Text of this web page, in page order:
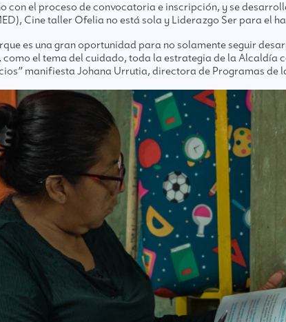
con el proceso de convocatoria e inscripción, y se
Cine taller Ofelia no está sola y Liderazgo Ser para el
es una gran oportunidad para no solamente seguir
el tema del cuidado, toda la estrategia de la
manifiesta Johana Urrutia, directora de Programas de